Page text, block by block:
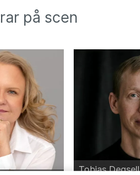
på scen
Tobias Degsell